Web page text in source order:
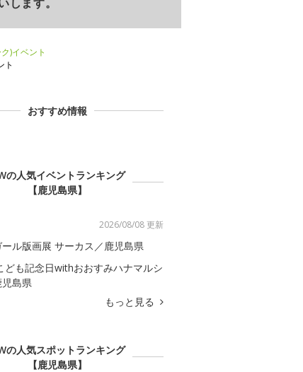
)イベント
ト
おすすめ情報
の人気イベントランキング
【鹿児島県】
2026/08/08 更新
ル版画展 サーカス／鹿児島県
ども記念日withおおすみハナマルシ
児島県
もっと見る
の人気スポットランキング
【鹿児島県】